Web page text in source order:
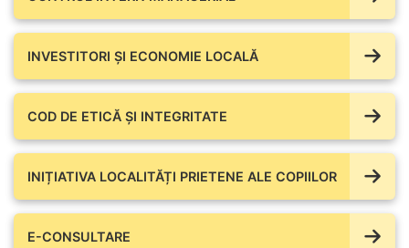
INVESTITORI ȘI ECONOMIE LOCALĂ
COD DE ETICĂ ȘI INTEGRITATE
INIȚIATIVA LOCALITĂȚI PRIETENE ALE COPIILOR
E-CONSULTARE